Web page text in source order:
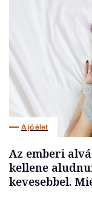
A jó élet
Az emberi
kellene
kevesebbel.